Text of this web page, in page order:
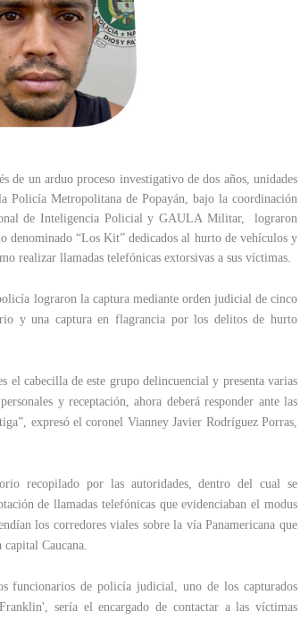
de un arduo proceso investigativo de dos años, unidades
Policía Metropolitana de Popayán, bajo la coordinación
de Inteligencia Policial y GAULA Militar, lograron
denominado “Los Kit” dedicados al hurto de vehículos y
realizar llamadas telefónicas extorsivas a sus víctimas.
lograron la captura mediante orden judicial de cinco
y una captura en flagrancia por los delitos de hurto
cabecilla de este grupo delincuencial y presenta varias
y receptación, ahora deberá responder ante las
expresó el coronel Vianney Javier Rodríguez Porras,
recopilado por las autoridades, dentro del cual se
de llamadas telefónicas que evidenciaban el modus
los corredores viales sobre la vía Panamericana que
Caucana.
funcionarios de policía judicial, uno de los capturados
sería el encargado de contactar a las víctimas